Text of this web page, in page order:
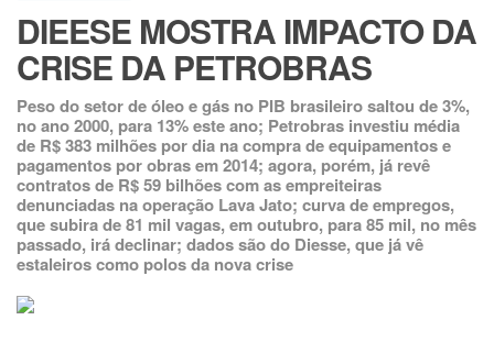
DIEESE MOSTRA IMPACTO DA
CRISE DA PETROBRAS
Peso do setor de óleo e gás no PIB brasileiro saltou de 3%,
no ano 2000, para 13% este ano; Petrobras investiu média
de R$ 383 milhões por dia na compra de equipamentos e
pagamentos por obras em 2014; agora, porém, já revê
contratos de R$ 59 bilhões com as empreiteiras
denunciadas na operação Lava Jato; curva de empregos,
que subira de 81 mil vagas, em outubro, para 85 mil, no mês
passado, irá declinar; dados são do Diesse, que já vê
estaleiros como polos da nova crise